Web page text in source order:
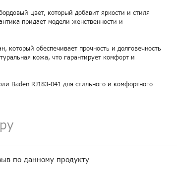
цвет, который добавит яркости и стиля
придает модели женственности и
который обеспечивает прочность и долговечность
кожа, что гарантирует комфорт и
Baden RJ183-041 для стильного и комфортного
по данному продукту